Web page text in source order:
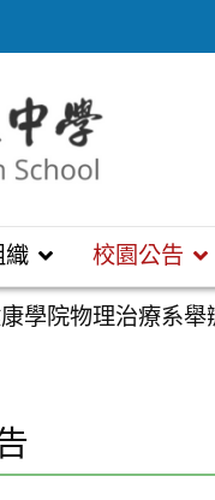
織 校園公告
學院物理治療系